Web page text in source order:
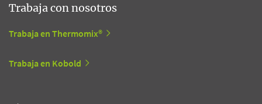
Trabaja con nosotros
Trabaja en Thermomix®
Trabaja en Kobold